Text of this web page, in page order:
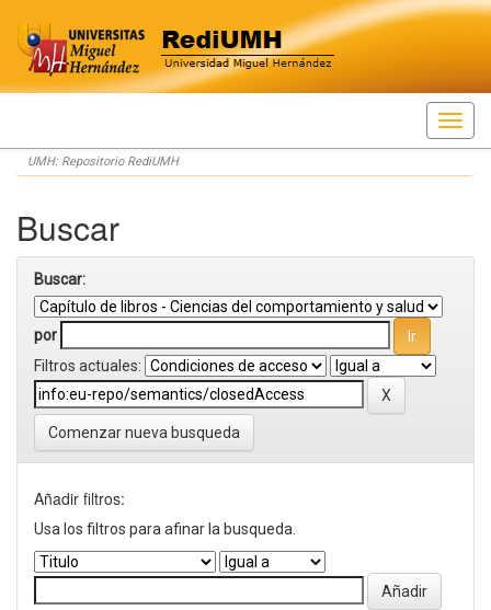
Skip
navigation
UMH: Repositorio RediUMH
Buscar
Buscar:
por
Filtros actuales:
Comenzar nueva busqueda
Añadir filtros:
Usa los filtros para afinar la busqueda.